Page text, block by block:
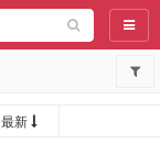
导航
最新